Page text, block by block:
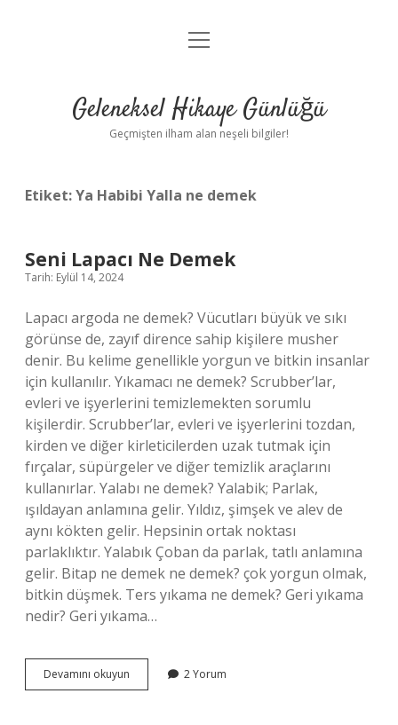
Anasayfa
Yasal Uyarı
menüyü
Geleneksel Hikaye Günlüğü
Geçmişten ilham alan neşeli bilgiler!
Etiket:Ya Habibi Yalla ne demek
Seni Lapacı Ne Demek
Tarih: Eylül 14, 2024
Lapacı argoda ne demek? Vücutları büyük ve sıkı
görünse de, zayıf dirence sahip kişilere musher
denir. Bu kelime genellikle yorgun ve bitkin insanlar
için kullanılır. Yıkamacı ne demek? Scrubber’lar,
evleri ve işyerlerini temizlemekten sorumlu
kişilerdir. Scrubber’lar, evleri ve işyerlerini tozdan,
kirden ve diğer kirleticilerden uzak tutmak için
fırçalar, süpürgeler ve diğer temizlik araçlarını
kullanırlar. Yalabı ne demek? Yalabik; Parlak,
ışıldayan anlamına gelir. Yıldız, şimşek ve alev de
aynı kökten gelir. Hepsinin ortak noktası
parlaklıktır. Yalabık Çoban da parlak, tatlı anlamına
gelir. Bitap ne demek ne demek? çok yorgun olmak,
bitkin düşmek. Ters yıkama ne demek? Geri yıkama
nedir? Geri yıkama…
Devamını okuyun
Lapacı
2 Yorum